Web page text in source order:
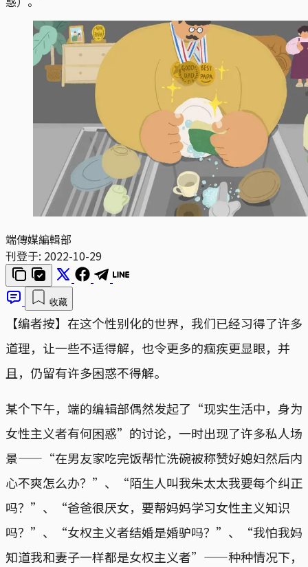
端傳媒編輯部
刊登于: 2022-10-29
收藏
【编者按】在这个性别化的世界，我们已经习得了许多
道理，让一些不适得解，也令更多的痼疾更显眼，并
且，仍留有许多困惑不得解。
某个下午，端的编辑部偶然发起了“现实生活中，身为
女性主义者有何困惑”的讨论，一时出现了许多私人场
景——“在男友家吃完饭帮忙洗碗被称赞好媳妇然后内
心不爽怎么办？”、“陌生人叫我朱太太我要每个纠正
吗？”、“爸爸很厌女，要帮妈妈学习女性主义知识
吗？”、“女权主义者结婚是婚驴吗？”、“我怕我妈
知道我和妻子一样都是女权主义者”——种种情况下，